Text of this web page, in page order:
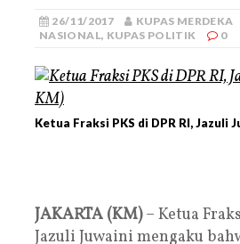
26/11/2017 KUPAS MERDEKA
NASIONAL, KUPAS POLITIK 0
Ketua Fraksi PKS di DPR RI, Jazuli
JAKARTA (KM)– Ketua
Jazuli Juwaini mengaku